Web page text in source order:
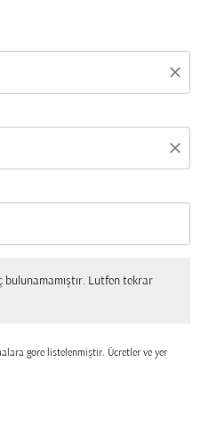
close
close
Lutfen tekrar
gore listelenmiştir. Ücretler ve yer